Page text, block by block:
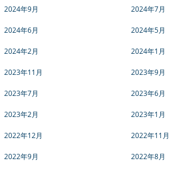
2024年9月 2024年7月
2024年6月 2024年5月
2024年2月 2024年1月
2023年11月 2023年9月
2023年7月 2023年6月
2023年2月 2023年1月
2022年12月 2022年11月
2022年9月 2022年8月